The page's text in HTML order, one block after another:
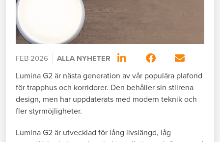
FEB 2026
ALLA NYHETER
Lumina G2 är nästa generation av vår populära plafond
för trapphus och korridorer. Den behåller sin stilrena
design, men har uppdaterats med modern teknik och
fler styrmöjligheter.
Lumina G2 är utvecklad för lång livslängd, låg